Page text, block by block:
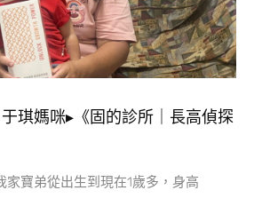
于琪媽咪▸《固的診所｜長高偵探
家寶弟從出生到現在1歲多，身高